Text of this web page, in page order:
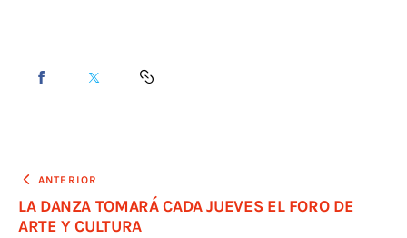
ANTERIOR
LA DANZA TOMARÁ CADA JUEVES EL FORO DE
ARTE Y CULTURA